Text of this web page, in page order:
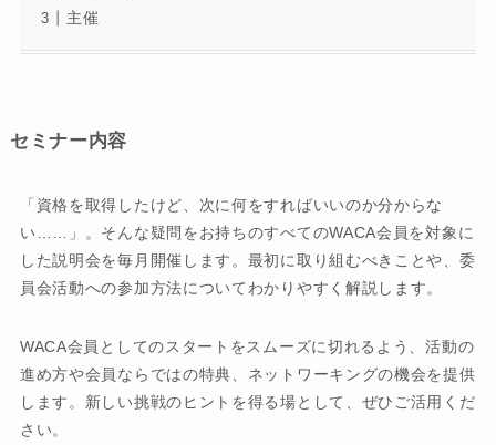
主催
セミナー内容
「資格を取得したけど、次に何をすればいいのか分からな
い……」。そんな疑問をお持ちのすべてのWACA会員を対象に
した説明会を毎月開催します。最初に取り組むべきことや、委
員会活動への参加方法についてわかりやすく解説します。
WACA会員としてのスタートをスムーズに切れるよう、活動の
進め方や会員ならではの特典、ネットワーキングの機会を提供
します。新しい挑戦のヒントを得る場として、ぜひご活用くだ
さい。